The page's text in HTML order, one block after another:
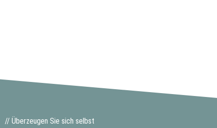
// Überzeugen Sie sich selbst